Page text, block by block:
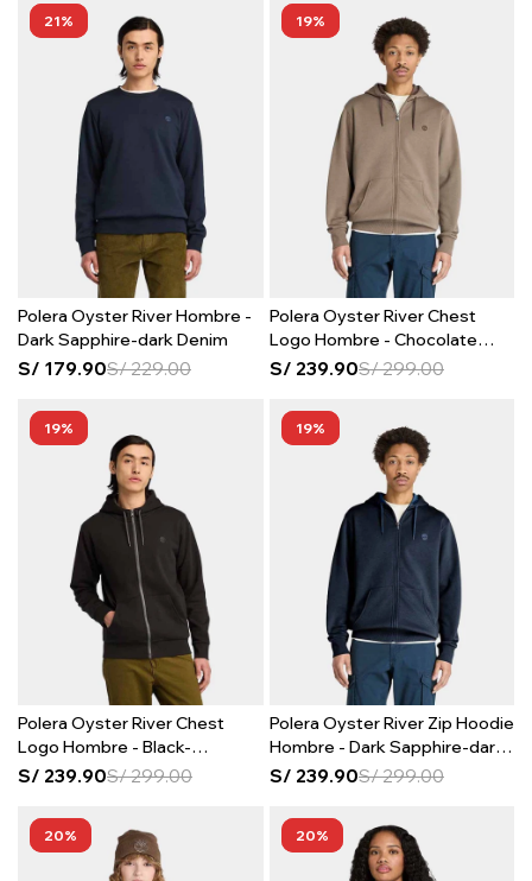
21
Polera Oyster River Hombre -
Dark Sapphire-dark Denim
S/ 179.90S/229.00
19
Polera Oyster River Chest
Logo Hombre - Chocolate
Chip
S/ 239.90S/299.00
19
Polera Oyster River Chest
Logo Hombre - Black-
pavement
S/ 239.90S/299.00
19
Polera Oyster River Zip Hoodie
Hombre - Dark Sapphire-dark
Denim
S/ 239.90S/299.00
20 20